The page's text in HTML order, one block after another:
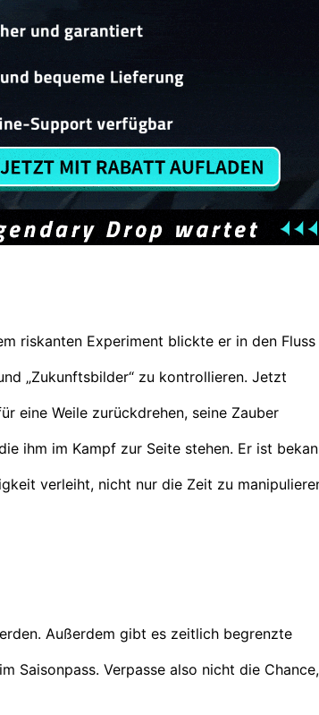
riskanten Experiment blickte er in den Fluss
„Zukunftsbilder“ zu kontrollieren. Jetzt
eine Weile zurückdrehen, seine Zauber
ihm im Kampf zur Seite stehen. Er ist
verleiht, nicht nur die Zeit zu
Außerdem gibt es zeitlich begrenzte
Saisonpass. Verpasse also nicht die Chance,